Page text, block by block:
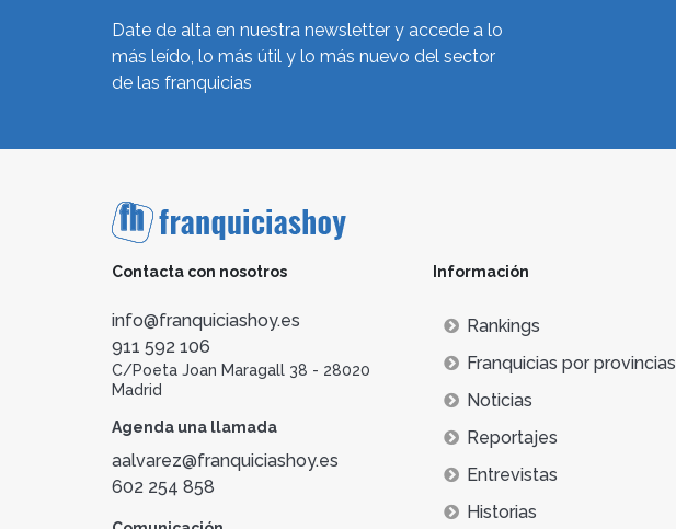
Date de alta en nuestra newsletter y accede a lo
más leído, lo más útil y lo más nuevo del sector
de las franquicias
Contacta con nosotros
info@franquiciashoy.es
911 592 106
C/Poeta Joan Maragall 38 - 28020
Madrid
Agenda una llamada
aalvarez@franquiciashoy.es
602 254 858
Información
Rankings
Franquicias por provincias
Noticias
Reportajes
Entrevistas
Historias